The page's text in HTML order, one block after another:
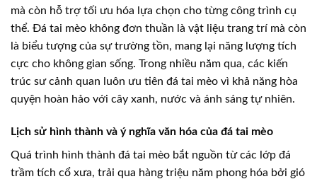
mà còn hỗ trợ tối ưu hóa lựa chọn cho từng công trình cụ
thể. Đá tai mèo không đơn thuần là vật liệu trang trí mà còn
là biểu tượng của sự trường tồn, mang lại năng lượng tích
cực cho không gian sống. Trong nhiều năm qua, các kiến
trúc sư cảnh quan luôn ưu tiên đá tai mèo vì khả năng hòa
quyện hoàn hảo với cây xanh, nước và ánh sáng tự nhiên.
Lịch sử hình thành và ý nghĩa văn hóa của đá tai mèo
Quá trình hình thành đá tai mèo bắt nguồn từ các lớp đá
trầm tích cổ xưa, trải qua hàng triệu năm phong hóa bởi gió